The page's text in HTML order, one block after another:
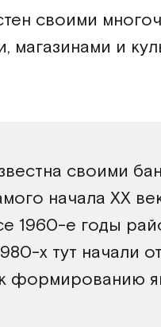
своими
магазинами и
своими
начала XX
1960-е годы
х тут начали
формированию